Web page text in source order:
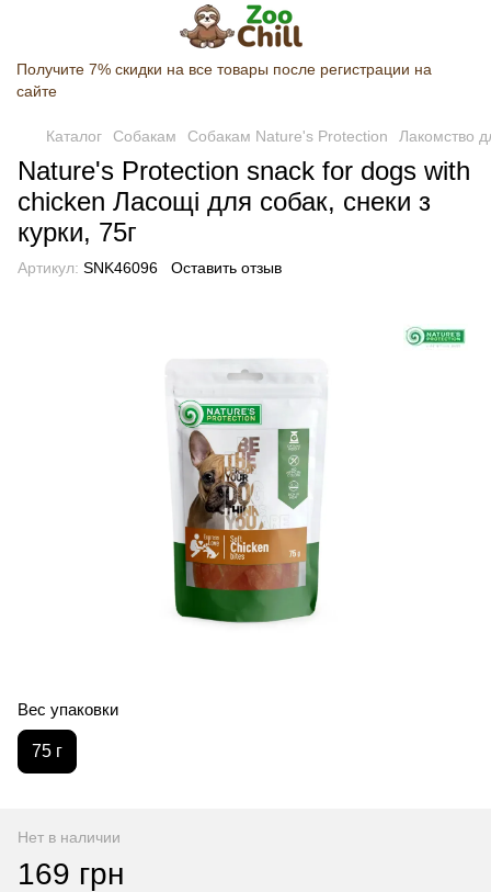
Получите 7% скидки на все товары после регистрации на
сайте
Каталог Собакам Собакам Nature's Protection Лакомство
Nature's Protection snack for dogs with
chicken Ласощі для собак, снеки з
курки, 75г
Артикул: SNK46096 Оставить отзыв
Вес упаковки
75 г
Нет в наличии
169 грн